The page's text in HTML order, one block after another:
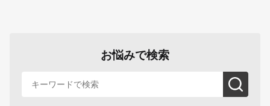
お悩みで検索